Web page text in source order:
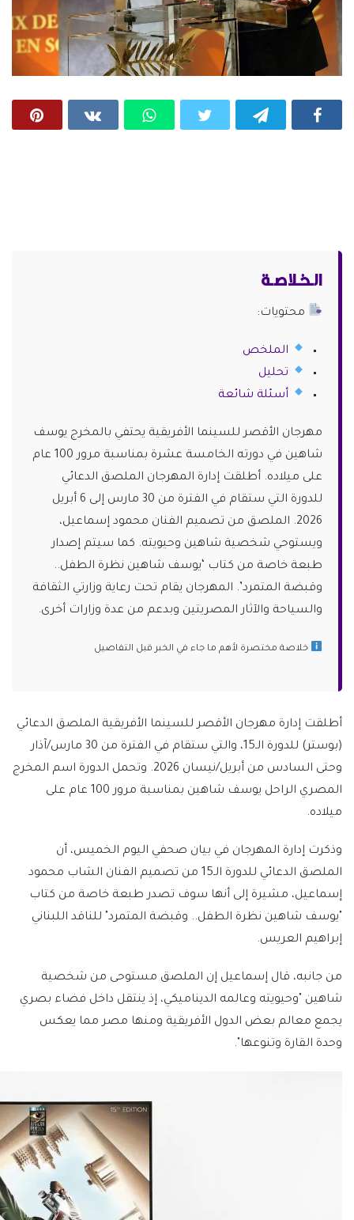
الـخـلاصـة
محتويات:
الملخص
تحليل
أسئلة شائعة
مهرجان الأقصر للسينما الأفريقية يحتفي بالمخرج يوسف
شاهين في دورته الخامسة عشرة بمناسبة مرور 100 عام
على ميلاده. أطلقت إدارة المهرجان الملصق الدعائي
للدورة التي ستقام في الفترة من 30 مارس إلى 6 أبريل
2026. الملصق من تصميم الفنان محمود إسماعيل،
ويستوحي شخصية شاهين وحيويته. كما سيتم إصدار
طبعة خاصة من كتاب ‘يوسف شاهين نظرة الطفل..
وقبضة المتمرد’. المهرجان يقام تحت رعاية وزارتي الثقافة
والسياحة والآثار المصريتين وبدعم من عدة وزارات أخرى.
خلاصة مختصرة لأهم ما جاء في الخبر قبل التفاصيل
أطلقت إدارة مهرجان الأقصر للسينما الأفريقية الملصق الدعائي
(بوستر) للدورة الـ15، والتي ستقام في الفترة من 30 مارس/آذار
وحتى السادس من أبريل/نيسان 2026. وتحمل الدورة اسم المخرج
المصري الراحل يوسف شاهين بمناسبة مرور 100 عام على
ميلاده.
وذكرت إدارة المهرجان في بيان صحفي اليوم الخميس، أن
الملصق الدعائي للدورة الـ15 من تصميم الفنان الشاب محمود
إسماعيل، مشيرة إلى أنها سوف تصدر طبعة خاصة من كتاب
"يوسف شاهين نظرة الطفل.. وقبضة المتمرد" للناقد اللبناني
إبراهيم العريس.
من جانبه، قال إسماعيل إن الملصق مستوحى من شخصية
شاهين "وحيويته وعالمه الديناميكي، إذ ينتقل داخل فضاء بصري
يجمع معالم بعض الدول الأفريقية ومنها مصر مما يعكس
وحدة القارة وتنوعها".